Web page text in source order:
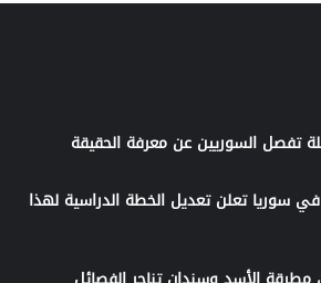
تفصل السوريين عن معرفة الحقيقة
في سوريا تعلن تعديل الخطة الدراسية لهذا